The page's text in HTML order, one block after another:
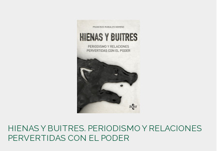
HIENAS Y BUITRES. PERIODISMO Y RELACIONES
PERVERTIDAS CON EL PODER